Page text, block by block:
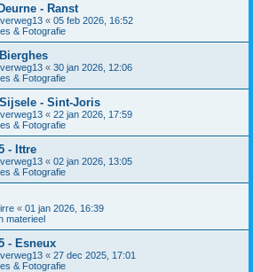
- Ranst
« 05 feb 2026, 16:52
& Fotografie
« 30 jan 2026, 12:06
& Fotografie
- Sint-Joris
« 22 jan 2026, 17:59
& Fotografie
- Ittre
« 02 jan 2026, 13:05
& Fotografie
« 01 jan 2026, 16:39
materieel
- Esneux
« 27 dec 2025, 17:01
& Fotografie